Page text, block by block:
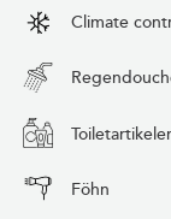
Climate
Föhn